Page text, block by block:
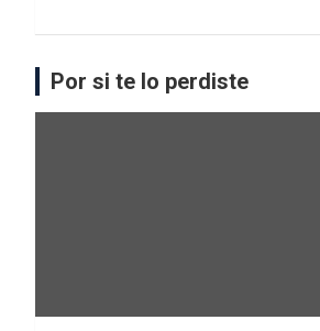
Por si te lo perdiste